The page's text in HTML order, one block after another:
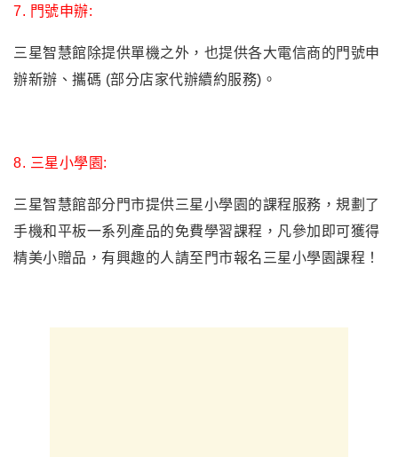
7. 門號申辦:
三星智慧館除提供單機之外，也提供各大電信商的門號申
辦新辦、攜碼 (部分店家代辦續約服務)。
8. 三星小學園:
三星智慧館部分門市提供三星小學園的課程服務，規劃了
手機和平板一系列產品的免費學習課程，凡參加即可獲得
精美小贈品，有興趣的人請至門市報名三星小學園課程！